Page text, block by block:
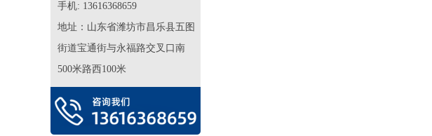
手机: 13616368659‬
地址： 山东省潍坊市昌乐县五图
街道宝通街与永福路交叉口南
500米路西100米